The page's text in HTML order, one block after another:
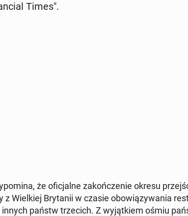
Times".
że ofi­cjal­ne za­koń­cze­nie okresu
z Wiel­kiej Bry­ta­nii w czasie obo­wią­zy­wa­nia
państw trze­cich. Z wy­jąt­kiem ośmiu